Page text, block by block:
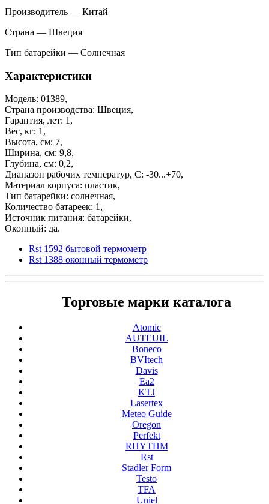
Производитель — Китай
Страна — Швеция
Тип батарейки — Солнечная
Характеристики
Модель: 01389,
Страна производства: Швеция,
Гарантия, лет: 1,
Вес, кг: 1,
Высота, см: 7,
Ширина, см: 9,8,
Глубина, см: 0,2,
Диапазон рабочих температур, С: -30...+70,
Материал корпуса: пластик,
Тип батарейки: солнечная,
Количество батареек: 1,
Источник питания: батарейки,
Оконный: да.
Rst 1592 бытовой термометр
Rst 1388 оконный термометр
Торговые марки каталога
Atomic
AUTEUIL
Boneco
BVItech
Davis
Ea2
KTJ
Lasertex
Meteo Guide
Oregon
Perfekt
RHYTHM
Rst
Stadler Form
Testo
TFA
Uniel